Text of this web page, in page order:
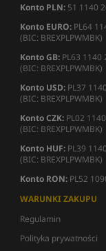
Konto PLN: 51 1140
Konto EURO: PL64
(BIC: BREXPLPWMBK)
Konto GB: PL63 1140
(BIC: BREXPLPWMBK)
Konto USD: PL37
(BIC: BREXPLPWMBK)
Konto CZK: PL02
(BIC: BREXPLPWMBK)
Konto HUF: PL39
(BIC: BREXPLPWMBK)
Konto RON: PL52
WARUNKI ZAKUPU
Regulamin
Polityka prywatności